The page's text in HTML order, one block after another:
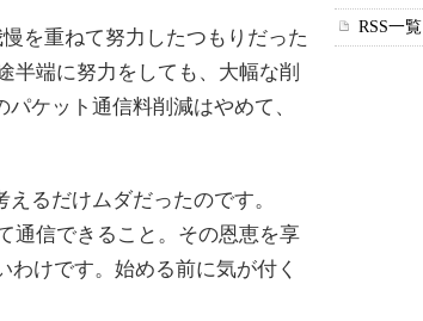
を重ねて努力したつもりだった
半端に努力をしても、大幅な削
ケット通信料削減はやめて、
るだけムダだったのです。
通信できること。その恩恵を享
わけです。始める前に気が付く
RSS一覧